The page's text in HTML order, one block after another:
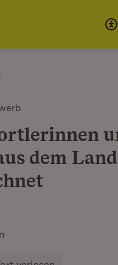
dem Land